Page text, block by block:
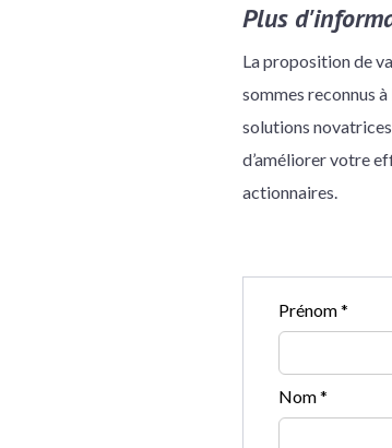
Plus
La proposition de
sommes reconnus
solutions novatrices
d’améliorer votre
actionnaires.